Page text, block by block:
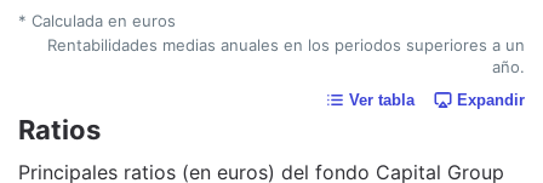
* Calculada en euros
Rentabilidades medias anuales en los periodos superiores a un
año.
Ver tabla Expandir
Ratios
Principales ratios (en euros) del fondo Capital Group